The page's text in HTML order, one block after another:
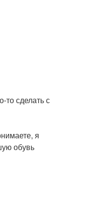
то сделать с
я
обувь